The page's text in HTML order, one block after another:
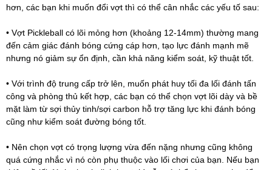
hơn, các bạn khi muốn đổi vợt thì có thể cân nhắc các yếu tố sau:
• Vợt Pickleball có lõi mỏng hơn (khoảng 12-14mm) thường mang
đến cảm giác đánh bóng cứng cáp hơn, tạo lực đánh mạnh mẽ
nhưng nó giảm sự ổn định, cần khả năng kiểm soát, kỹ thuật tốt.
• Với trình độ trung cấp trở lên, muốn phát huy tối đa lối đánh tấn
công và phòng thủ kết hợp, các bạn có thể chọn vợt lõi dày và bề
mặt làm từ sợi thủy tinh/sợi carbon hỗ trợ tăng lực khi đánh bóng
cũng như kiểm soát đường bóng tốt.
• Nên chọn vợt có trọng lượng vừa đến nặng nhưng cũng không
quá cứng nhắc vì nó còn phụ thuộc vào lối chơi của bạn. Nếu bạn